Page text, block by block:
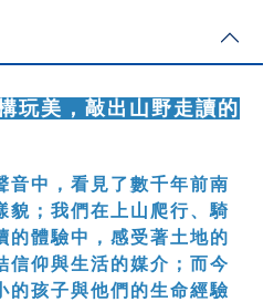
玩美，敲出山野走讀的
音中，看見了數千年前南
貌；我們在上山爬行、騎
的體驗中，感受著土地的
信仰與生活的媒介；而今
的孩子與他們的生命經驗